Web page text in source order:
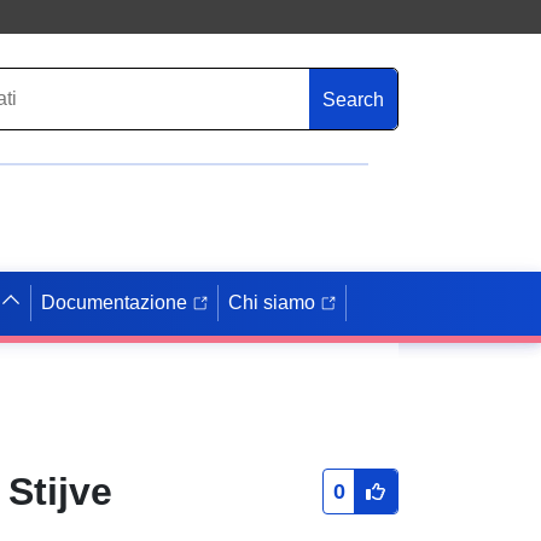
Search
Documentazione Chi siamo
0